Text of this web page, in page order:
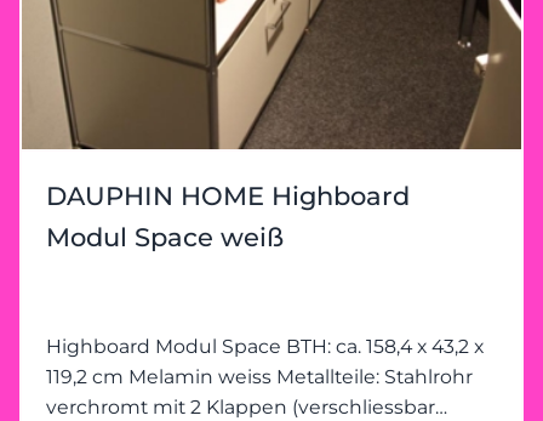
DAUPHIN HOME Highboard
Modul Space weiß
Highboard Modul Space BTH: ca. 158,4 x 43,2 x
119,2 cm Melamin weiss Metallteile: Stahlrohr
verchromt mit 2 Klappen (verschliessbar